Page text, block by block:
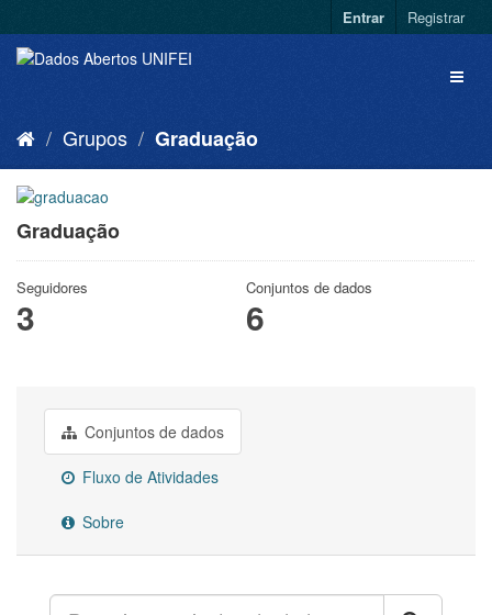
Entrar Registrar
Grupos Graduação
Graduação
Seguidores
3
Conjuntos de dados
6
Conjuntos de dados
Fluxo de Atividades
Sobre